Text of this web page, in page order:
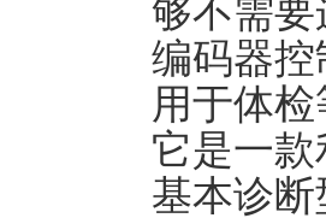
够不需
编码器
用于体
它是一
基本诊